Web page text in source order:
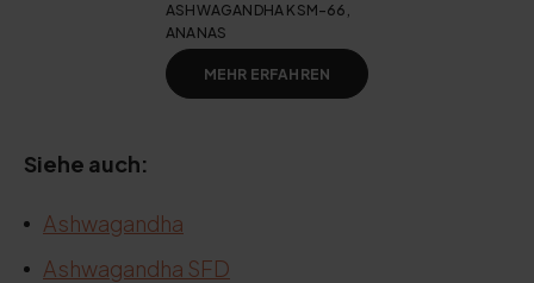
ASHWAGANDHA KSM-66,
ANANAS
MEHR ERFAHREN
Siehe auch:
Ashwagandha
Ashwagandha SFD